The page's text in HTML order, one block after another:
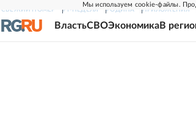
Мы используем cookie-файлы.
СВЕЖИЙ НОМЕР РГ-НЕДЕЛЯ РОДИНА ПРИЛОЖЕНИЯ
ВластьСВОЭкономикаВ